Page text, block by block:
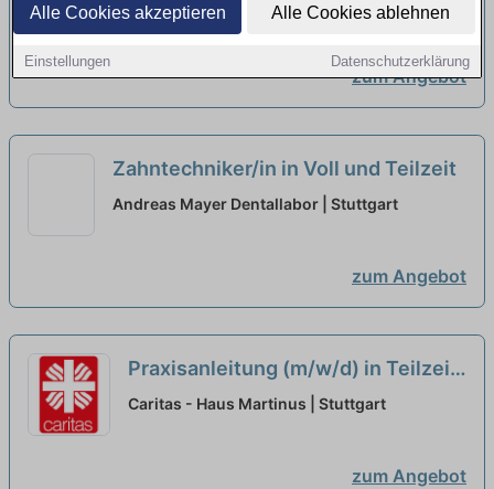
Alle Cookies akzeptieren Alle Cookies ablehnen
Einstellungen Datenschutzerklärung
Voll/und Teilzeit
Andreas Mayer Dentallabor | Stuttgart
zum Angebot
Zahntechniker/in in Voll und Teilzeit
Andreas Mayer Dentallabor | Stuttgart
zum Angebot
Praxisanleitung (m/w/d) in Teilzeit
(50%) - Ein Arbeitsplatz in einer
Caritas - Haus Martinus | Stuttgart
zum Angebot